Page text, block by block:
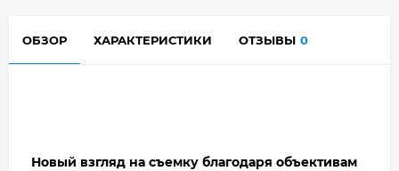
ОБЗОР ХАРАКТЕРИСТИКИ ОТЗЫВЫ 0
Новый взгляд на съемку благодаря объективам